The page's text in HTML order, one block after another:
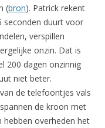
(bron). Patrick rekent
seconden duurt voor
verspillen
onzin. Dat is
200 dagen onzinnig
niet beter.
de telefoontjes vals
de kroon met
hebben overheden het